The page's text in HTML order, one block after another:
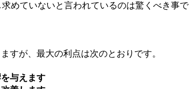
めていないと言われているのは驚くべき事で
すが、最大の利点は次のとおりです。
与えます